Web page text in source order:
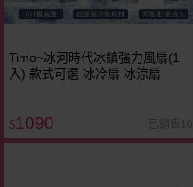
Timo~冰河時代冰鎮強力風扇(1
入) 款式可選 冰冷扇 冰涼扇
$1090 已銷售10